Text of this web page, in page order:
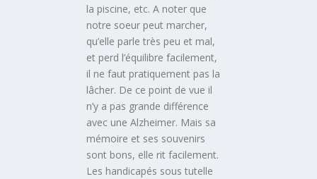
la piscine, etc. A noter que
notre soeur peut marcher,
qu’elle parle très peu et mal,
et perd l’équilibre facilement,
il ne faut pratiquement pas la
lâcher. De ce point de vue il
n’y a pas grande différence
avec une Alzheimer. Mais sa
mémoire et ses souvenirs
sont bons, elle rit facilement.
Les handicapés sous tutelle